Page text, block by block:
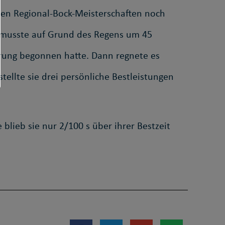
Regional-Bock-Meisterschaften noch
auf Grund des Regens um 45
begonnen hatte. Dann regnete es
sie drei persönliche Bestleistungen
blieb sie nur 2/100 s über ihrer Bestzeit